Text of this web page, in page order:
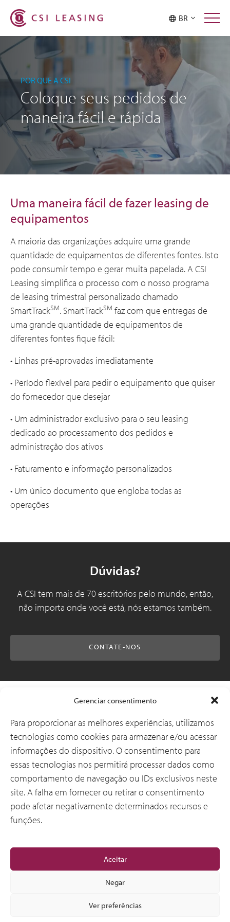
Gerenciar consentimento
Para proporcionar as melhores experiências, utilizamos
tecnologias como cookies para armazenar e/ou acessar
informações do dispositivo. O consentimento para
essas tecnologias nos permitirá processar dados como
comportamento de navegação ou IDs exclusivos neste
site. A falha em fornecer ou retirar o consentimento
pode afetar negativamente determinados recursos e
funções.
Aceitar
Negar
Ver preferências
BR
POR QUE A CSI
Coloque seus pedidos de
maneira fácil e rápida
Uma maneira fácil de fazer leasing de
equipamentos
A maioria das organizações adquire uma grande
quantidade de equipamentos de diferentes fontes. Isto
pode consumir tempo e gerar muita papelada. A CSI
Leasing simplifica o processo com o nosso programa
de leasing trimestral personalizado chamado
SmartTrackSM. SmartTrackSM faz com que entregas de
uma grande quantidade de equipamentos de
diferentes fontes fique fácil:
• Linhas pré-aprovadas imediatamente
• Período flexível para pedir o equipamento que quiser
do fornecedor que desejar
• Um administrador exclusivo para o seu leasing
dedicado ao processamento dos pedidos e
administração dos ativos
• Faturamento e informação personalizados
• Um único documento que engloba todas as
operações
Dúvidas?
A CSI tem mais de 70 escritórios pelo mundo, então,
não importa onde você está, nós estamos também.
CONTATE-NOS
Soluções
Por que a CSI
Sobre Nós
© 2012-2026 CSI Leasing, Inc. All Right Reserved.